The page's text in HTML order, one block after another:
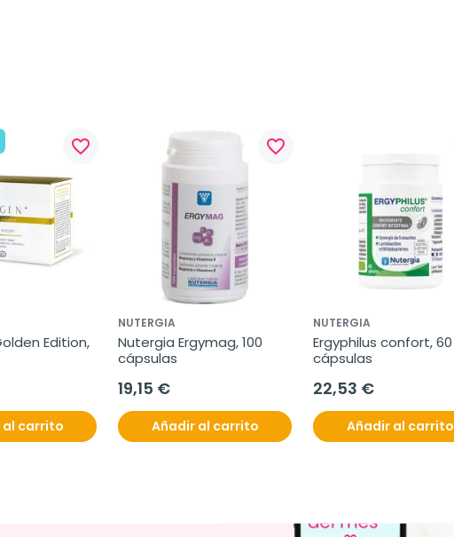
favorite_border
Edition,
al carrito
favorite_border
NUTERGIA
Nutergia Ergymag, 100
cápsulas
19,15 €
Añadir al carrito
NUTERGIA
Ergyphilus confort, 60
cápsulas
22,53 €
Añadir al carrito